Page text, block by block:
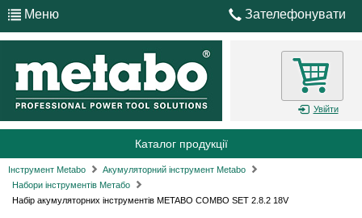
Меню Зателефонувати
Увійти
Каталог продукції
Інструмент Metabo
Акумуляторний інструмент Metabo
Набори інструментів Метабо
Набір акумуляторних інструментів METABO COMBO SET 2.8.2 18V